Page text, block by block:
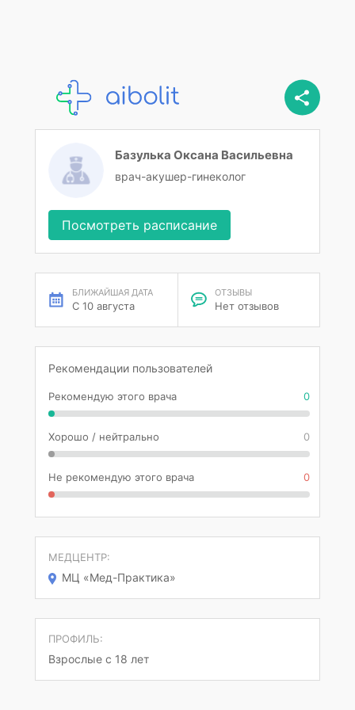
Базулька Оксана Васильевна
врач-акушер-гинеколог
Посмотреть расписание
БЛИЖАЙШАЯ ДАТА
С 10 августа
ОТЗЫВЫ
Нет отзывов
Рекомендации пользователей
Рекомендую этого врача 0
Хорошо / нейтрально 0
Не рекомендую этого врача 0
МЕДЦЕНТР:
МЦ «Мед-Практика»
ПРОФИЛЬ:
Взрослые с 18 лет